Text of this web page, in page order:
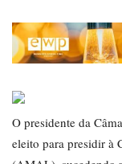
O presidente da
eleito para presidir à